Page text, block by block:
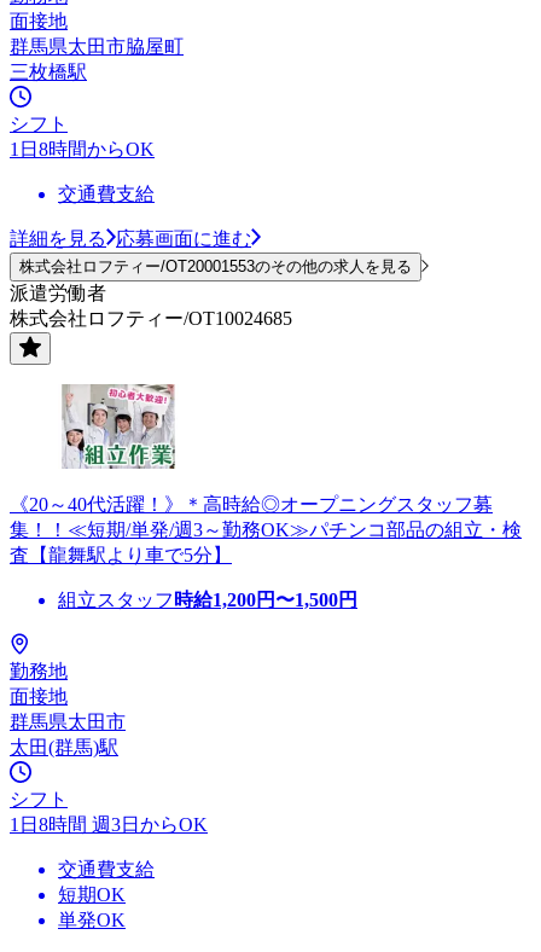
面接地
群馬県太田市脇屋町
三枚橋駅
シフト
1日8時間からOK
交通費支給
詳細を見る 応募画面に進む
株式会社ロフティー/OT20001553のその他の求人を見る
派遣労働者
株式会社ロフティー/OT10024685
《20～40代活躍！》＊高時給◎オープニングスタッフ募
集！！≪短期/単発/週3～勤務OK≫パチンコ部品の組立・検
査【龍舞駅より車で5分】
組立スタッフ 時給1,200円〜1,500円
勤務地
面接地
群馬県太田市
太田(群馬)駅
シフト
1日8時間 週3日からOK
交通費支給
短期OK
単発OK